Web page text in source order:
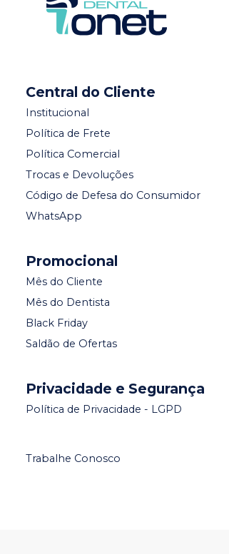
Central do Cliente
Institucional
Política de Frete
Política Comercial
Trocas e Devoluções
Código de Defesa do Consumidor
WhatsApp
Promocional
Mês do Cliente
Mês do Dentista
Black Friday
Saldão de Ofertas
Privacidade e Segurança
Política de Privacidade - LGPD
Trabalhe Conosco